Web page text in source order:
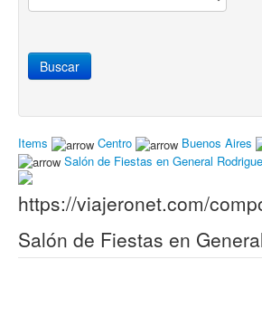
Items Centro Buenos Aires
Salón de Fiestas en General
Salón de Fiestas en